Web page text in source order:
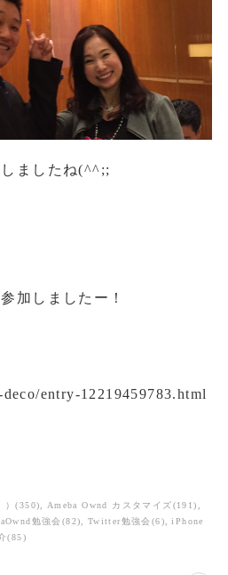
ましたね(^^;;
加しましたー！
entry-12219459783.html
）(350) Ameba Ownd カスタマイズ(191)
勉強会(82) Twitter勉強会(6)
iPhone
(85)